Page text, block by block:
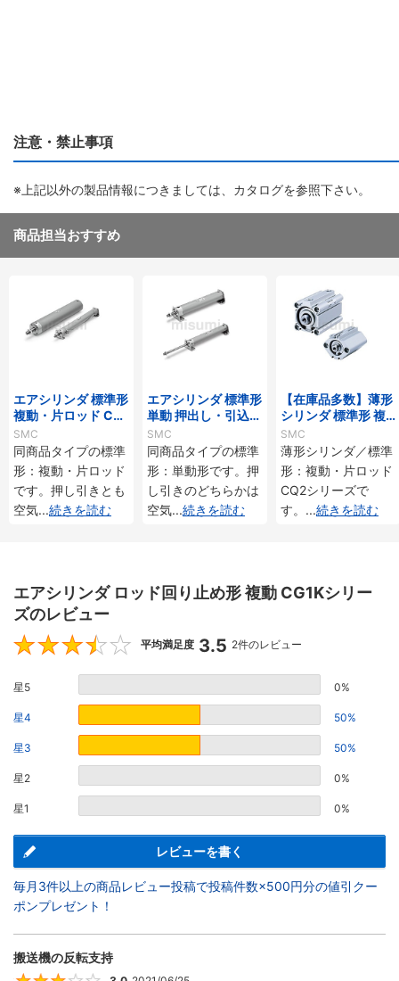
注意・禁止事項
※上記以外の製品情報につきましては、カタログを参照下さい。
商品担当おすすめ
エアシリンダ 標準形
複動・片ロッド CG1
シリーズ
SMC
同商品タイプの標準
形：複動・片ロッド
です。押し引きとも
空気...続きを読む
エアシリンダ 標準形
単動 押出し・引込み
CG1シリーズ
SMC
同商品タイプの標準
形：単動形です。押
し引きのどちらかは
空気...続きを読む
【在庫品多数】薄形
シリンダ 標準形 複
動・片ロッド CQ2
シリーズ
SMC
薄形シリンダ／標準
形：複動・片ロッド
CQ2シリーズで
す。 ...続きを読む
エアシリンダ ロッド回り止め形 複動 CG1Kシリー
ズのレビュー
3.5
平均満足度 3.5 2件のレビュー
星5 0%
星4 50%
星3 50%
星2 0%
星1 0%
レビューを書く
毎月3件以上の商品レビュー投稿で投稿件数×500円分の値引クー
ポンプレゼント！
搬送機の反転支持